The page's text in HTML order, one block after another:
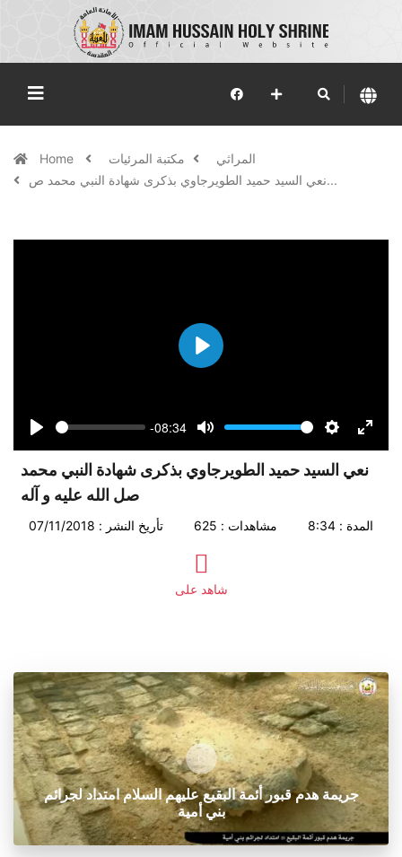
Home مكتبة المرئيات
المراثي
نعي السيد حميد الطويرجاوي بذكرى شهادة النبي محمد ص...
Play
Seek
-08:34
Volume
نعي السيد حميد الطويرجاوي بذكرى شهادة النبي محمد
صل الله عليه و آله
تأريخ النشر : 07/11/2018 مشاهدات : 625 المدة : 8:34
شاهد على
جريمة هدم قبور أئمة البقيع عليهم السلام امتداد لجرائم
بني أمية